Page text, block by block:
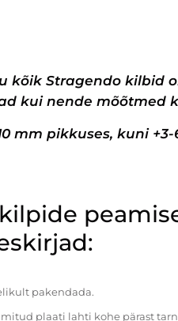
kõik Stragendo kilbid
kui nende mõõtmed
mm pikkuses, kuni
pakendada.
plaati lahti kohe pärast